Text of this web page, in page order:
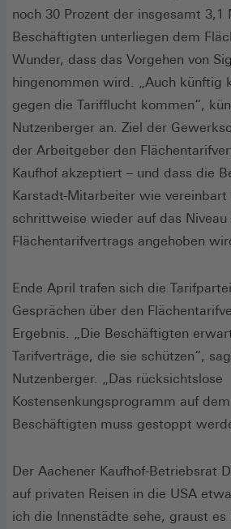
noch 30 Prozent der insgesamt 3,1
Beschäftigten unterliegen dem
Wunder, dass das Vorgehen von
hingenommen wird. „Auch künftig
gegen die Tarifflucht kommen“,
Nutzenberger an. Ziel der
der Arbeitgeber den
Kaufhof akzeptiert – und dass die
Karstadt-Mitarbeiter wie vereinbart
schrittweise wieder auf das Niveau
Flächentarifvertrags angehoben
Ende April trafen sich die
Gesprächen über den
Ergebnis. „Die Beschäftigten
Tarifverträge, die sie schützen“,
Nutzenberger. „Das rücksichtslose
Kostensenkungsprogramm auf
Beschäftigten muss gestoppt
Der Aachener Kaufhof-Betriebsrat
auf privaten Reisen in die USA
ich die Innenstädte sehe, graust